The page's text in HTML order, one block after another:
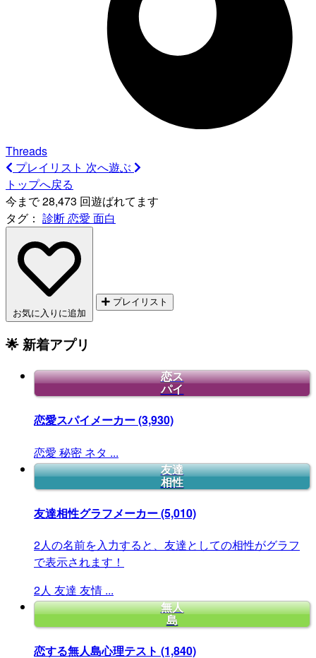
Threads
プレイリスト 次へ遊ぶ
トップへ戻る
今まで 28,473 回遊ばれてます
タグ： 診断恋愛 面白
お気に入りに追加
プレイリスト
🌟 新着アプリ
恋ス
パイ
恋愛スパイメーカー(3,930)
恋愛 秘密 ネタ ...
友達
相性
友達相性グラフメーカー(5,010)
2人の名前を入力すると、友達としての相性がグラフ
で表示されます！
2人 友達 友情 ...
無人
島
恋する無人島心理テスト (1,840)